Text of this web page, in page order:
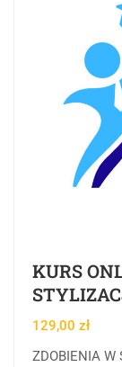
KURS
129,00 zł
ZDOBIENIA